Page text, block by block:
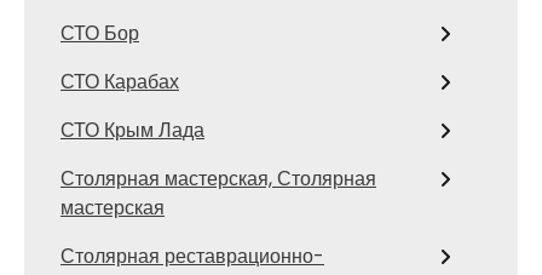
СТО Бор
СТО Карабах
СТО Крым Лада
Столярная мастерская, Столярная
мастерская
Столярная реставрационно-